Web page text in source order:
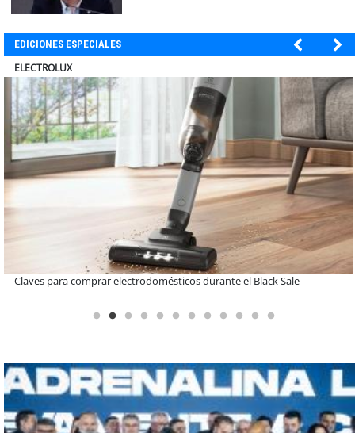
EDICIONES ESPECIALES
MUTUAL
A dos años de la Ley Karin: especialistas afirman que el desafío es